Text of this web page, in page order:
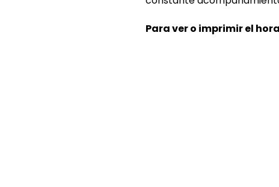
Para ver o imprimir el